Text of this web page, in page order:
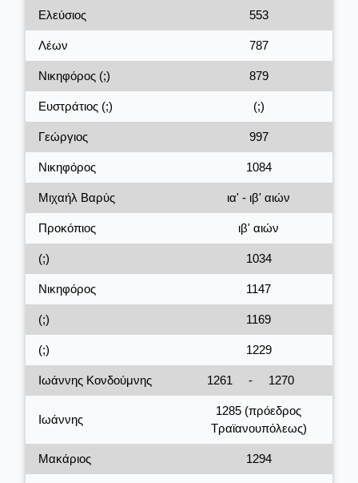
Ελεύσιος 553
Λέων 787
Νικηφόρος (;) 879
Ευστράτιος (;) (;)
Γεώργιος 997
Νικηφόρος 1084
Μιχαήλ Βαρύς ια' - ιβ' αιών
Προκόπιος ιβ' αιών
(;) 1034
Νικηφόρος 1147
(;) 1169
(;) 1229
Ιωάννης Κονδούμνης 1261 - 1270
Ιωάννης
1285 (πρόεδρος
Τραϊανουπόλεως)
Μακάριος 1294